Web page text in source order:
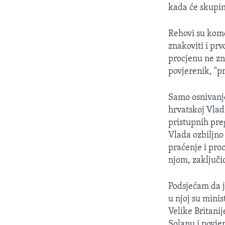
kada će
Rehovi su
znakoviti i
procjenu ne
povjerenik,
Samo
hrvatskoj
pristupnih
Vlada
praćenje i
njom,
Podsjećam da
u njoj su
Velike